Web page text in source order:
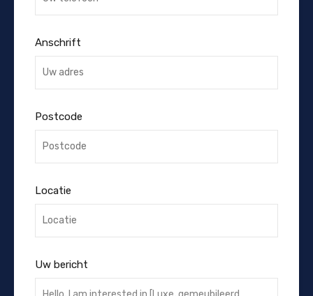
Anschrift
Postcode
Locatie
Uw bericht